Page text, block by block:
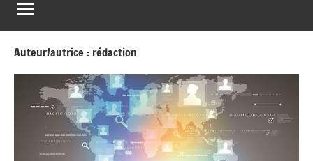
Auteur/autrice : rédaction